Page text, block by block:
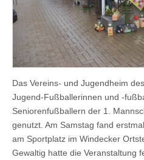
Das Vereins- und Jugendheim
Jugend-Fußballerinnen und -
Seniorenfußballern der 1.
genutzt. Am Samstag fand
am Sportplatz im Windecker
Gewaltig hatte die Veranstaltung